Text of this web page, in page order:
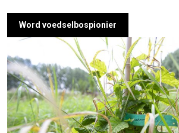
Word voedselbospionier